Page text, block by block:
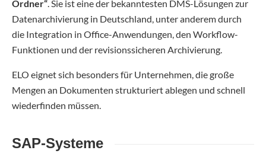
Ordner“. Sie ist eine der bekanntesten DMS-Lösungen zur
Datenarchivierung in Deutschland, unter anderem durch
die Integration in Office-Anwendungen, den Workflow-
Funktionen und der revisionssicheren Archivierung.
ELO eignet sich besonders für Unternehmen, die große
Mengen an Dokumenten strukturiert ablegen und schnell
wiederfinden müssen.
SAP-Systeme